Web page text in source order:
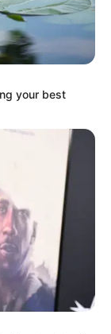
your best